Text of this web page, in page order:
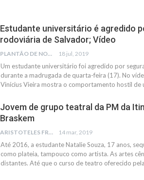
Estudante universitário é agredido
rodoviária de Salvador; Vídeo
PLANTÃO DE NOTÍCIAS 18 jul, 2019
Um estudante universitário foi agredido por
durante a madrugada de quarta-feira (17). No
Vinícius Vieira mostra o comportamento hostil de
Jovem de grupo teatral da PM da
Braskem
ARISTOTELES FRANCO 14 mar, 2019
Até 2016, a estudante Natalie Souza, 17 anos,
como plateia, tampouco como artista. As artes
distantes. Até que o curso de teatro oferecido